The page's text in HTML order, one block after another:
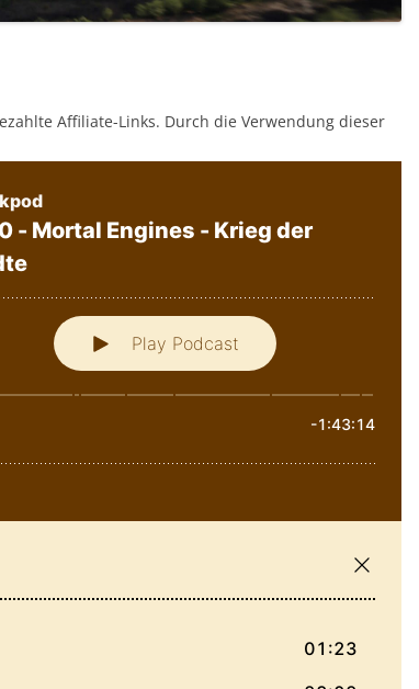
Affiliate-Links. Durch die Verwendung dieser